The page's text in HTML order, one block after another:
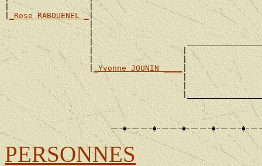
|                 |
|_Rose RABOUENEL _|
|
|
|
|                   |
|                   |
                  |
_Yvonne JOUNIN ____|
|
|
PERSONNES